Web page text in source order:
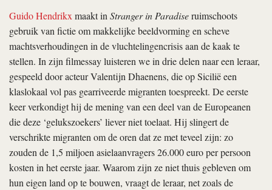
Guido Hendrikxmaakt inStranger in Paradiseruimschoots
gebruik van fictie om makkelijke beeldvorming en scheve
machtsverhoudingen in de vluchtelingencrisis aan de kaak te
stellen. In zijn filmessay luisteren we in drie delen naar een leraar,
gespeeld door acteur Valentijn Dhaenens, die op Sicilië een
klaslokaal vol pas gearriveerde migranten toespreekt. De eerste
keer verkondigt hij de mening van een deel van de Europeanen
die deze ‘gelukszoekers’ liever niet toelaat. Hij slingert de
verschrikte migranten om de oren dat ze met teveel zijn: zo
zouden de 1,5 miljoen asielaanvragers 26.000 euro per persoon
kosten in het eerste jaar. Waarom zijn ze niet thuis gebleven om
hun eigen land op te bouwen, vraagt de leraar, net zoals de